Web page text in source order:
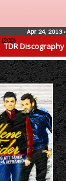
TDR Discography
Apr 24, 2013•